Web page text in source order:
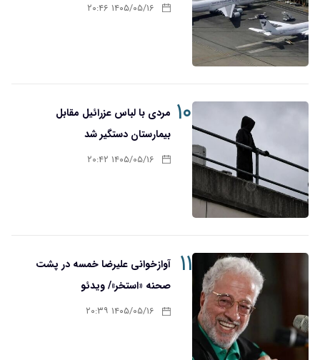
۱۴۰۵/۰۵/۱۶ ۲۰:۴۶
۱۰ مردی با لباس عزرائیل مقابل
بیمارستان دستگیر شد
۱۴۰۵/۰۵/۱۶ ۲۰:۴۲
۱۱
آوازخوانی علیرضا خمسه در پشت
صحنه «استخر»/ ویدئو
۱۴۰۵/۰۵/۱۶ ۲۰:۳۹